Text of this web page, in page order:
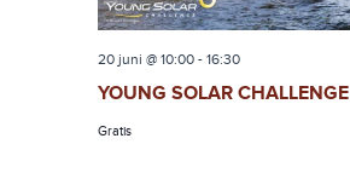
20 juni @ 10:00- 16:30
YOUNG SOLAR CHALLENGE
Gratis